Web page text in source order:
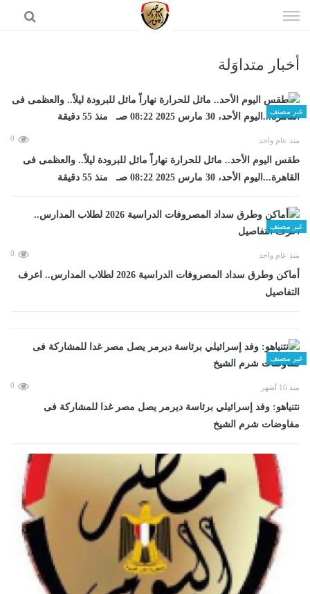
الى
أخبار متداوَلة
غير مصنف
منذ عام واحد 0
طقس اليوم الأحد.. مائل للحرارة نهاراً مائل للبرودة ليلاً.. والعظمى فى
القاهرة...اليوم الأحد، 30 مارس 2025 08:22 صـ منذ 55 دقيقة
غير مصنف
منذ عام واحد 0
أماكن وطرق سداد المصروفات الدراسية 2026 لطلاب المدارس.. اعرف
التفاصيل
غير مصنف
منذ 10 أشهر 0
نتنياهو: وفد إسرائيلي برئاسة ديرمر يصل مصر غدا للمشاركة فى
مفاوضات شرم الشيخ